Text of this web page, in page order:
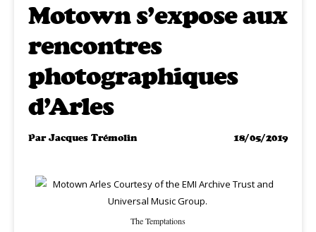
Motown s’expose aux
rencontres
photographiques
d’Arles
ParJacques Trémolin 18/05/2019
The Temptations